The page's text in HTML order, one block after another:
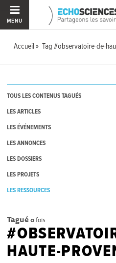
MENU
Accueil Tag #observatoire-de-
TOUS LES CONTENUS TAGUÉS
LES ARTICLES
LES ÉVÉNEMENTS
LES ANNONCES
LES DOSSIERS
LES PROJETS
LES RESSOURCES
Tagué 0fois
HAUTE-